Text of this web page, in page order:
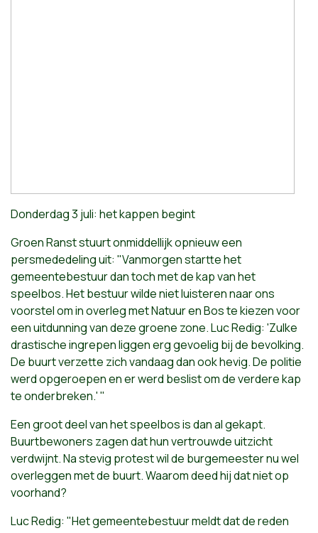
Donderdag 3 juli: het kappen begint
Groen Ranst stuurt onmiddellijk opnieuw een
persmededeling uit: "Vanmorgen startte het
gemeentebestuur dan toch met de kap van het
speelbos. Het bestuur wilde niet luisteren naar ons
voorstel om in overleg met Natuur en Bos te kiezen voor
een uitdunning van deze groene zone. Luc Redig: 'Zulke
drastische ingrepen liggen erg gevoelig bij de bevolking.
De buurt verzette zich vandaag dan ook hevig. De politie
werd opgeroepen en er werd beslist om de verdere kap
te onderbreken.' "
Een groot deel van het speelbos is dan al gekapt.
Buurtbewoners zagen dat hun vertrouwde uitzicht
verdwijnt. Na stevig protest wil de burgemeester nu wel
overleggen met de buurt. Waarom deed hij dat niet op
voorhand?
Luc Redig: "Het gemeentebestuur meldt dat de reden